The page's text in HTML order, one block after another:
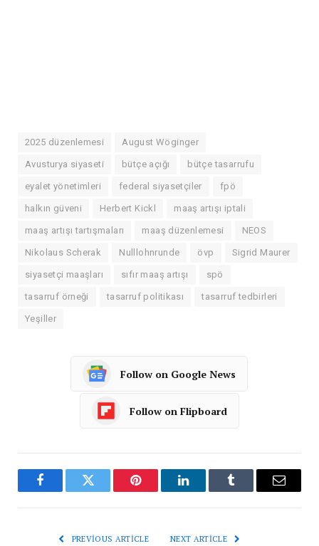
2025 düzenlemesi August Wöginger
Avusturya siyaseti bütçe açığı bütçe tasarrufu
eyalet yönetimleri federal siyasetçiler fpö
halkın güveni Herbert Kickl maaş artışı iptali
maaş artışı tartışmaları maaş düzenlemesi NEOS
Nikolaus Scherak Nulllohnrunde övp Sigrid Maurer
siyasetçi maaşları sıfır maaş artışı spö
tasarruf örneği tasarruf politikası tasarruf tedbirleri
Yeşiller
Follow on Google News
Follow on Flipboard
FacebookTwitter Pinterest LinkedInTumblr Email
PREVIOUS ARTICLE NEXT ARTICLE